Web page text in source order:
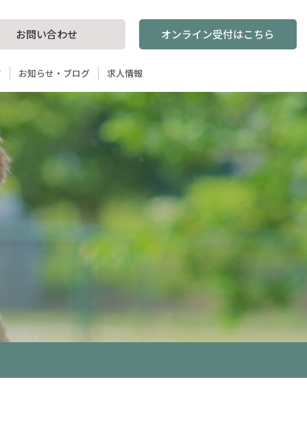
お問い合わせ オンライン受付はこちら
お知らせ・ブログ 求人情報